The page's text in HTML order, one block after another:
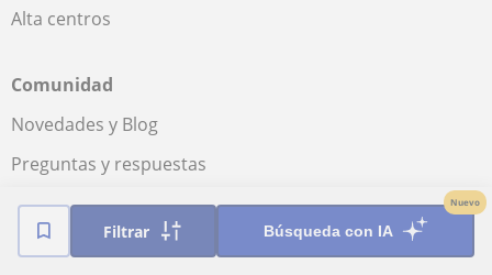
Filtrar Búsqueda con IA
Nuevo
Alta centros
Comunidad
Novedades y Blog
Preguntas y respuestas
Fantástica★★★★★ 9,5/10